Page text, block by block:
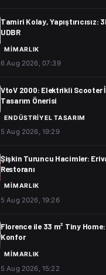
Tamiri Kolay, Yapıştırıcısız:
UDBR
MIMARLIK
6 Aug 2026, 07:39
VtoV 2000: Elektrikli Scooter
Tasarım Önerisi
ENDÜSTRIYEL TASARIM
5 Aug 2026, 19:29
Şişkin Turuncu Hacimler:
Restoranı
MIMARLIK
5 Aug 2026, 19:26
Florence ile 33 m² Tiny
Konfor
MIMARLIK
5 Aug 2026, 15:22